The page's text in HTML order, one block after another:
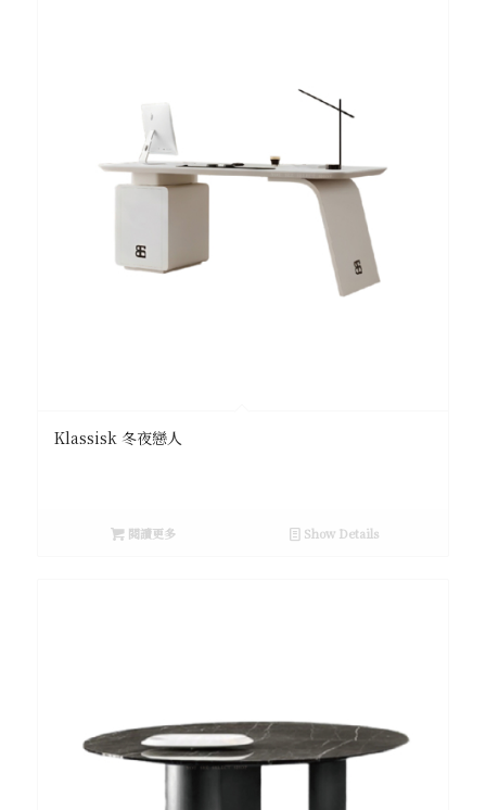
Klassisk 冬夜戀人
閱讀更多 Show Details